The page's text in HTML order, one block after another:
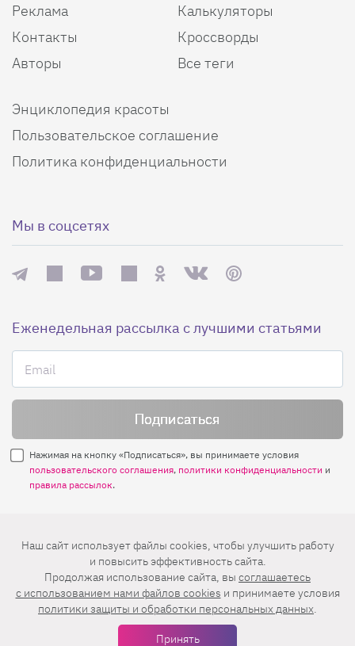
Реклама
Контакты
Авторы
Калькуляторы
Кроссворды
Все теги
Энциклопедия красоты
Пользовательское соглашение
Политика конфиденциальности
Мы в соцсетях
Еженедельная рассылка с лучшими статьями
Нажимая на кнопку «Подписаться», вы принимаете условия
пользовательского соглашения, политики конфиденциальности и
правила рассылок.
Нашли ошибку? Выделите ее и нажмите
© 2026 АО «БКМ», ОГРН 1027739494584, ИНН 7705056238
127018, Москва, ул. Полковая, д. 3, стр. 4, помещение I, комн. 23
16+
Дизайн сайта —Студия Евгения и Ольги Апрель
Иконки в меню —
Наш сайт использует файлы cookies, чтобы улучшить работу
и повысить эффективность сайта.
Продолжая использование сайта, вы соглашаетесь
c использованием нами файлов cookies и принимаете условия
политики защиты и обработки персональных данных.
Принять